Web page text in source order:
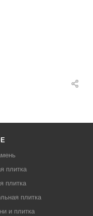
плитка
плитка
плитка
и плитка